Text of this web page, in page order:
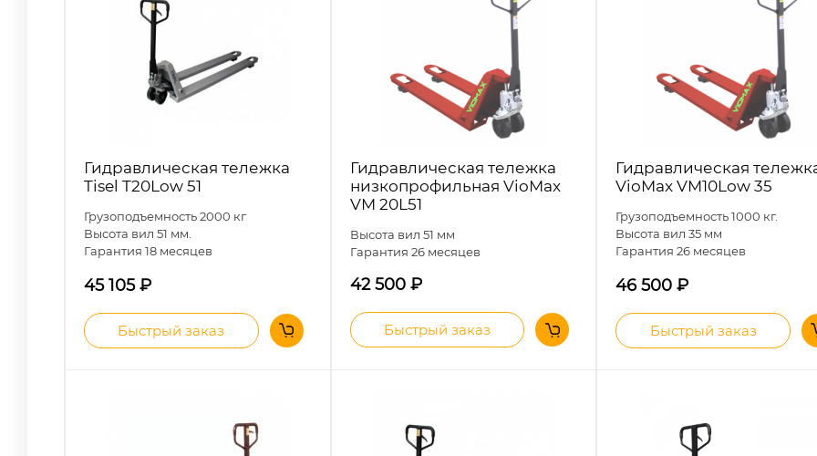
Гидравлическая тележка
Tisel T20Low 51
Грузоподъемность 2000 кг
Высота вил 51 мм.
Гарантия 18 месяцев
45 105₽
Быстрый заказ
Гидравлическая тележка
низкопрофильная VioMax
VM 20L51
Высота вил 51 мм
Гарантия 26 месяцев
42 500 ₽
Быстрый заказ
Гидравлическая
VioMax VM10Low 35
Грузоподъемность 1000 кг.
Высота вил 35 мм
Гарантия 26 месяцев
46 500₽
Быстрый заказ